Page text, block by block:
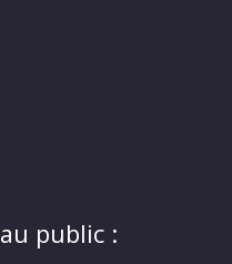
public :